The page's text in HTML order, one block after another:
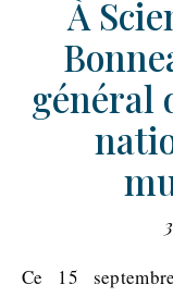
À
général
Ce 15 septembre 2025, Sciences Po Défense et